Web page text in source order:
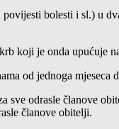
bolesti i sl.) u
koji je onda upućuje
od jednoga
sve odrasle članove
članove obitelji.